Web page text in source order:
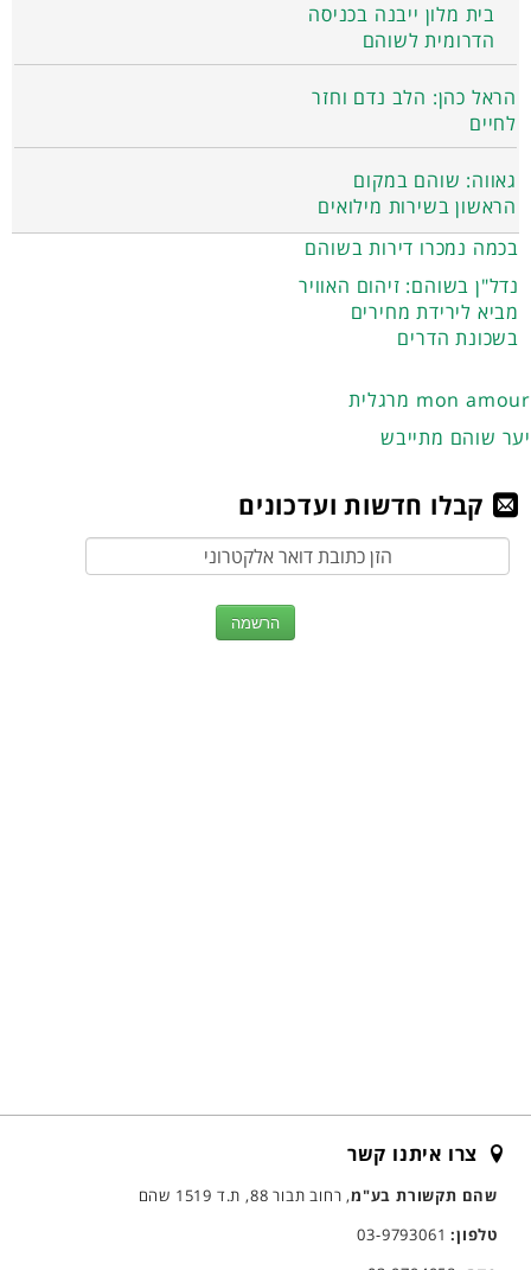
בית מלון ייבנה בכניסה
הדרומית לשוהם
הראל כהן: הלב נדם וחזר
לחיים
גאווה: שוהם במקום
הראשון בשירות מילואים
בכמה נמכרו דירות בשוהם
נדל"ן בשוהם: זיהום האוויר
מביא לירידת מחירים
בשכונת הדרים
מרגלית mon amour
יער שוהם מתייבש
קבלו חדשות ועדכונים
צרו איתנו קשר
שהם תקשורת בע"מ, רחוב תבור 88, ת.ד 1519 שהם
טלפון:03-9793061